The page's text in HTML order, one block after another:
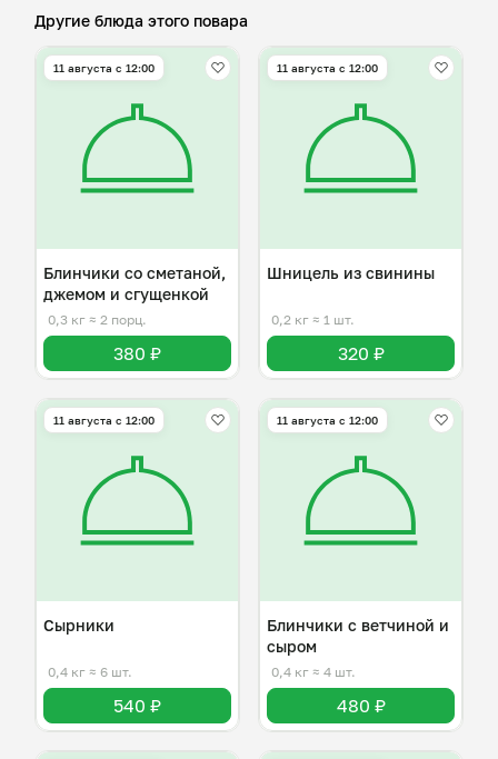
Другие блюда этого повара
11 августа с 12:00
Блинчики со сметаной,
джемом и сгущенкой
0,3 кг ≈ 2 порц.
380 ₽
11 августа с 12:00
Шницель из свинины
0,2 кг ≈ 1 шт.
320 ₽
11 августа с 12:00
Сырники
0,4 кг ≈ 6 шт.
540 ₽
11 августа с 12:00
Блинчики с ветчиной и
сыром
0,4 кг ≈ 4 шт.
480 ₽